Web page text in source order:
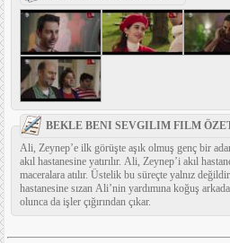
BEKLE BENI SEVGILIM FILM
Ali, Zeynep’e ilk görüşte aşık olmuş genç bir
akıl hastanesine yatırılır. Ali, Zeynep’i akıl
maceralara atılır. Üstelik bu süreçte yalnız
hastanesine sızan Ali’nin yardımına koğuş
olunca da işler çığırından çıkar.